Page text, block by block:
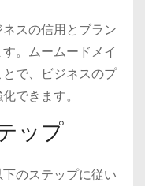
スの信用とブラン
。ムームードメイ
で、ビジネスのプ
できます。
ップ
のステップに従い